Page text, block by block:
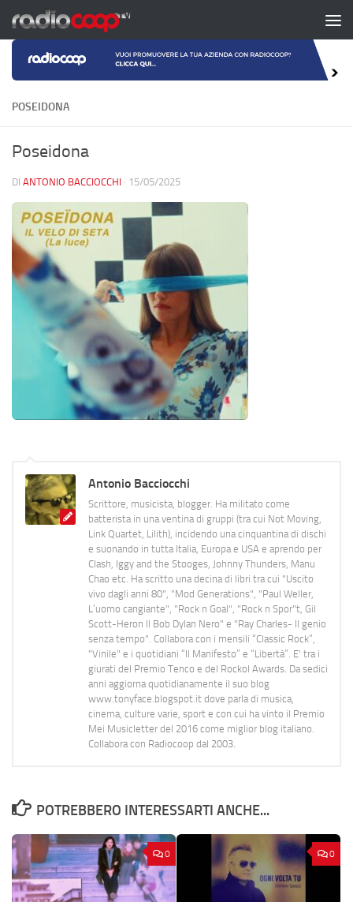
Salta al contenuto
POSEIDONA
Poseidona
DI ANTONIO BACCIOCCHI · 15/05/2025
Antonio Bacciocchi
Scrittore, musicista, blogger. Ha militato come
batterista in una ventina di gruppi (tra cui Not Moving,
Link Quartet, Lilith), incidendo una cinquantina di dischi
e suonando in tutta Italia, Europa e USA e aprendo per
Clash, Iggy and the Stooges, Johnny Thunders, Manu
Chao etc. Ha scritto una decina di libri tra cui "Uscito
vivo dagli anni 80", "Mod Generations", "Paul Weller,
L’uomo cangiante", "Rock n Goal", "Rock n Spor"t, Gil
Scott-Heron Il Bob Dylan Nero" e "Ray Charles- Il genio
senza tempo". Collabora con i mensili “Classic Rock”,
"Vinile" e i quotidiani “Il Manifesto” e “Libertà”. E' tra i
giurati del Premio Tenco e del Rockol Awards. Da sedici
anni aggiorna quotidianamente il suo blog
www.tonyface.blogspot.it dove parla di musica,
cinema, culture varie, sport e con cui ha vinto il Premio
Mei Musicletter del 2016 come miglior blog italiano.
Collabora con Radiocoop dal 2003.
POTREBBERO INTERESSARTI ANCHE...
0 0